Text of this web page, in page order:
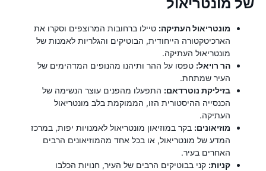
מונטריאול העתיקה: טיילו ברחובות המרוצפים וסקרו את
הארכיטקטורה הייחודית, הבוטיקים והגלריות לאמנות של
מונטריאול העתיקה.
הר רויאל: טפסו על ההר ותיהנו מהנופים המדהימים של
העיר שמתחת.
בזיליקת נוטרדאם: התפעלו מהפנים עוצר הנשימה של
הכנסייה ההיסטורית הזו, הממוקמת בלב מונטריאול
העתיקה.
מוזיאונים: בקר במוזיאון מונטריאול לאמנויות יפות, במרכז
המדע של מונטריאול, או בכל אחד מהמוזיאונים הרבים
האחרים בעיר.
קניות: קני בבוטיקים הרבים של העיר, חנויות הכלבו